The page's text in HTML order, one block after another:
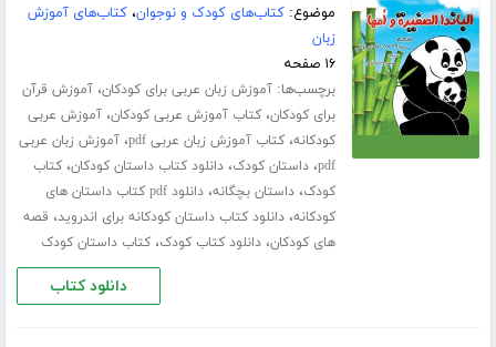
موضوع:کتاب‌های کودک و نوجوان،کتاب‌های آموزش
زبان
۱۶ صفحه
برچسب‌ها:آموزش زبان عربی برای کودکان،آموزش قرآن
برای کودکان،کتاب آموزش عربی کودکان،آموزش عربی
کودکانه،کتاب آموزش زبان عربی pdf ،آموزش زبان عربی
pdf،داستان کودک،دانلود کتاب داستان کودکان،کتاب
کودک،داستان بچگانه،
دانلود pdf کتاب داستان های
کودکانه،دانلود کتاب داستان کودکانه برای اندروید، قصه
های کودکان،دانلود کتاب کودک،کتاب داستان کودک
دانلود کتاب